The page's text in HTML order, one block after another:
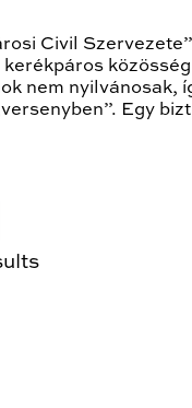
Civil
közösség
nem nyilvánosak,
Egy